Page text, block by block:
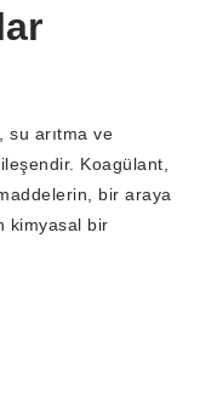
su arıtma ve
Koagülant,
bir araya
kimyasal bir